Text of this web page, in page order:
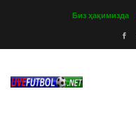
Биз ҳақимизда